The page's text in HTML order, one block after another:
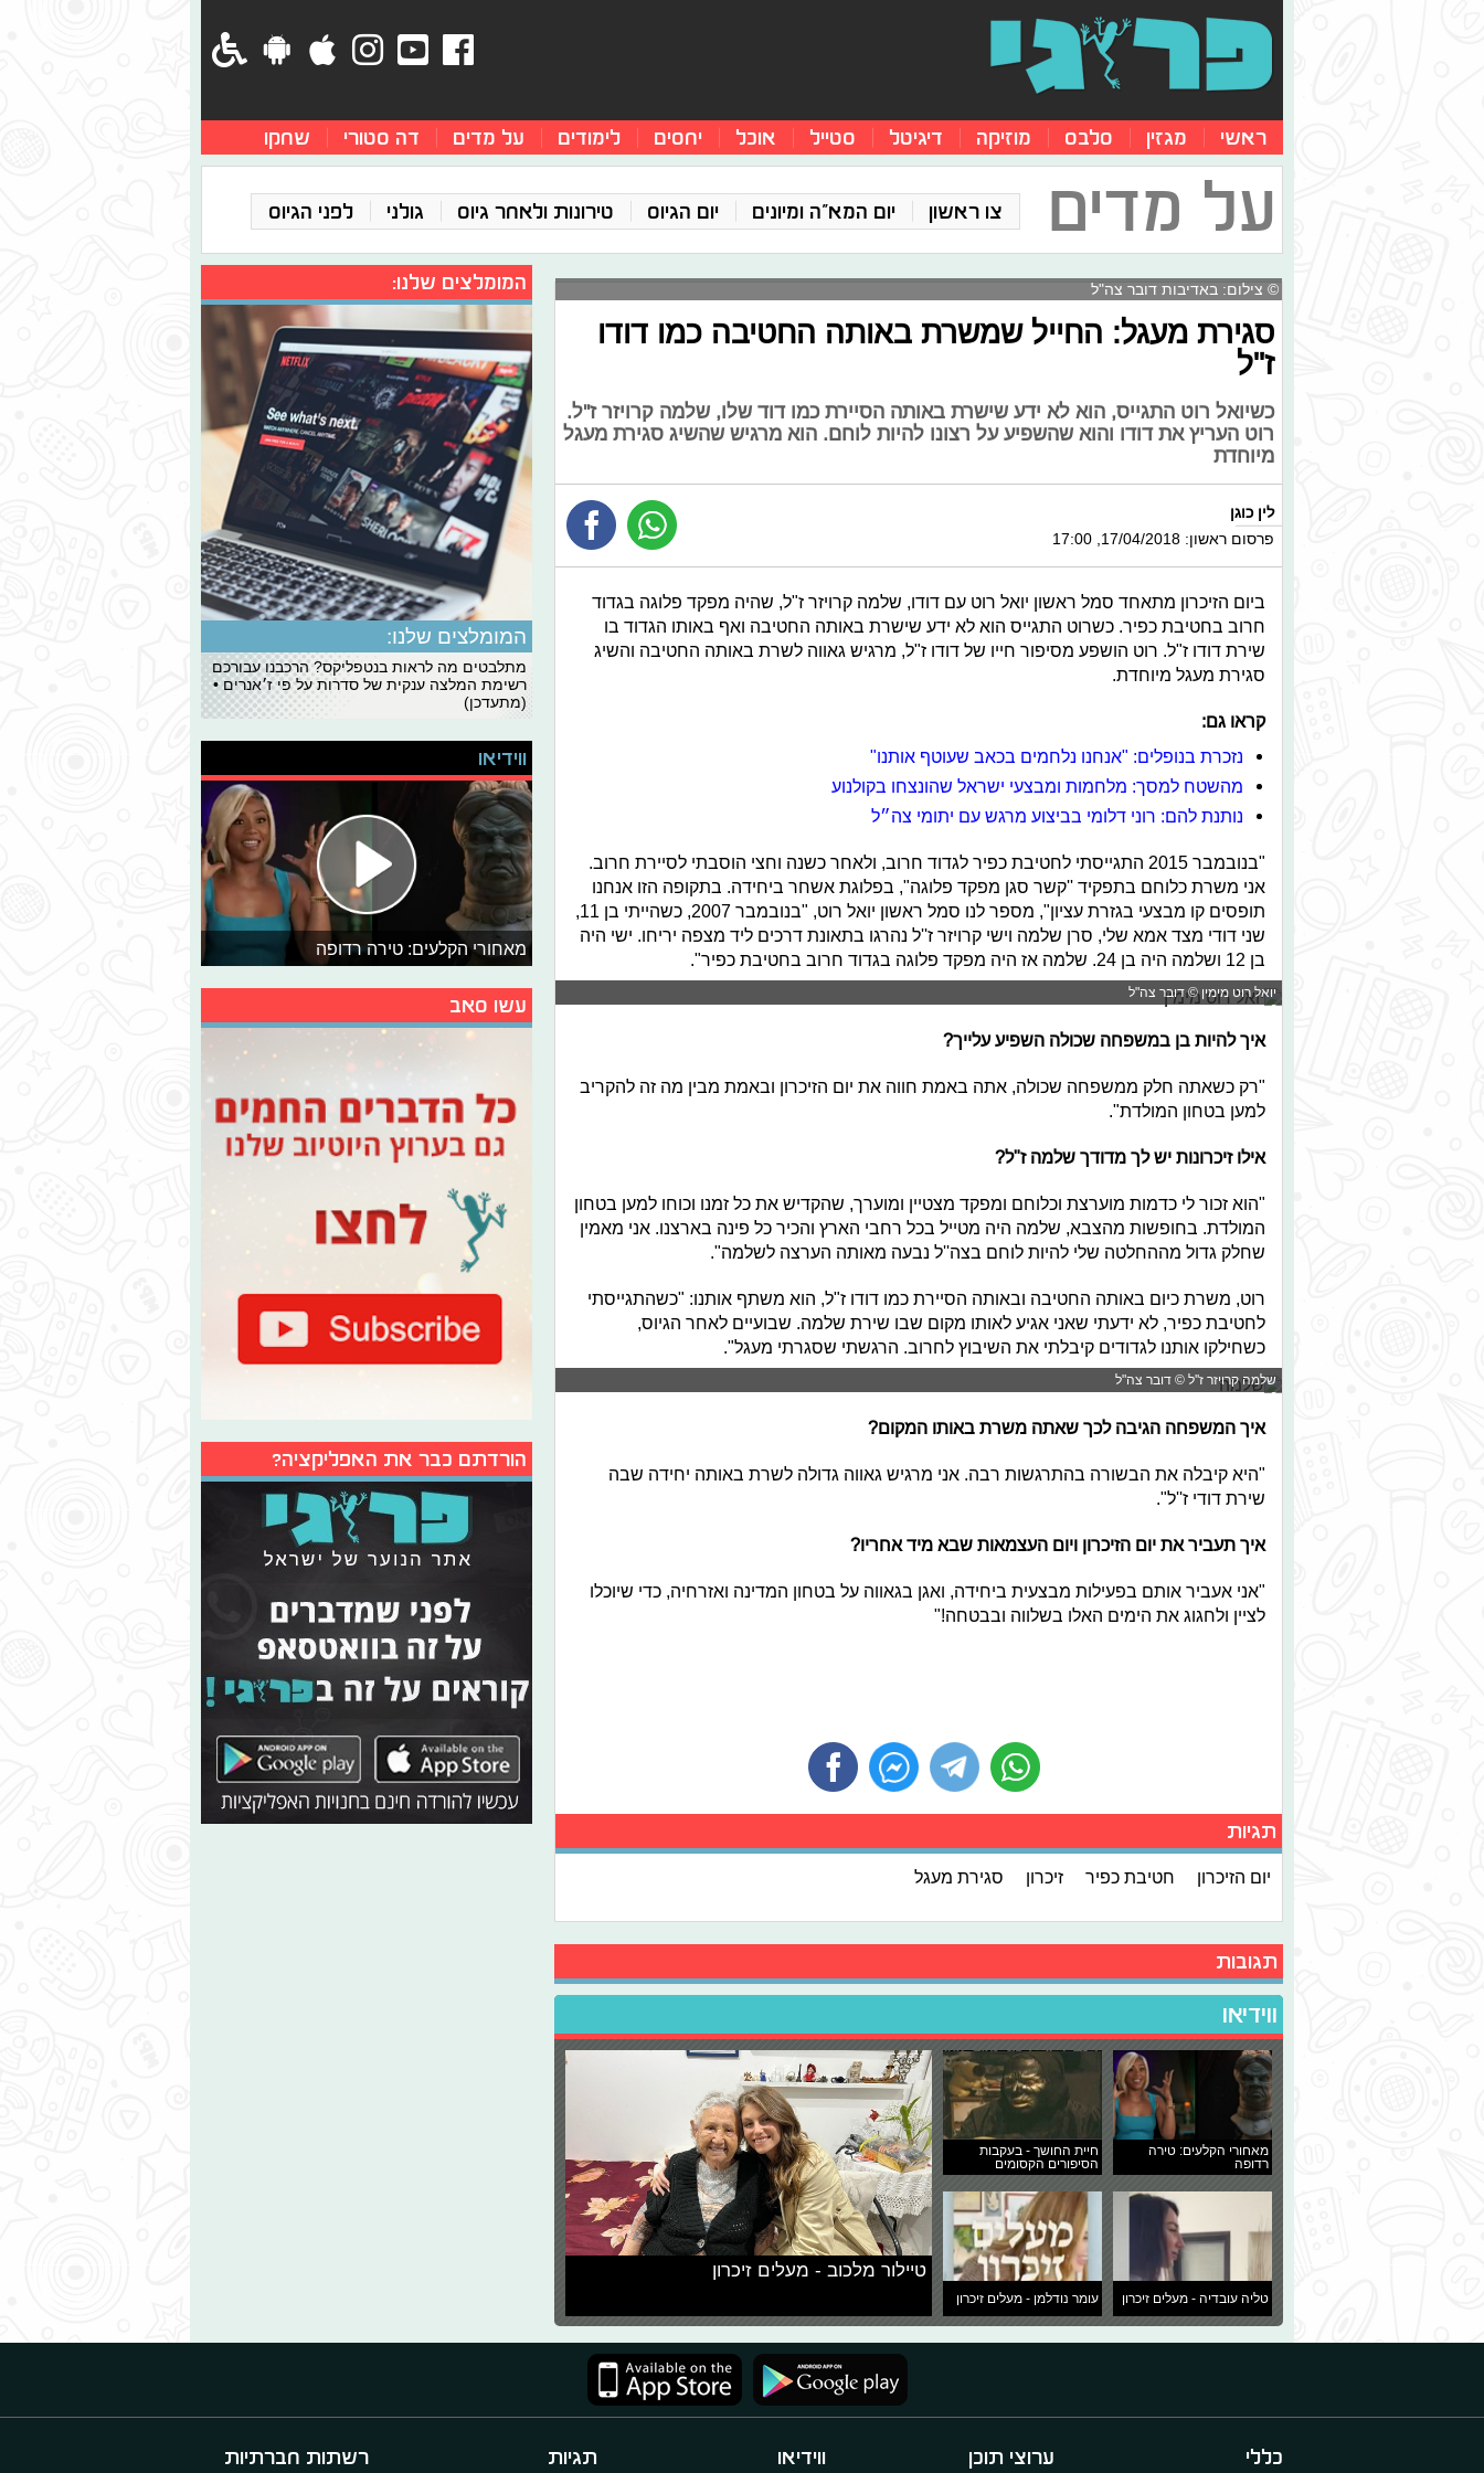
ראשי מגזין סלבס מוזיקה דיגיטל סטייל אוכל יחסים לימודים על מדים דה סטורי שחקו
על מדים צו ראשון יום המא"ה ומיונים יום הגיוס טירונות ולאחר גיוס גולני לפני הגיוס
© צילום: באדיבות דובר צה"ל
סגירת מעגל: החייל שמשרת באותה החטיבה כמו דודו
ז"ל
כשיואל רוט התגייס, הוא לא ידע שישרת באותה הסיירת כמו דוד שלו, שלמה קרויזר ז''ל.
רוט העריץ את דודו והוא שהשפיע על רצונו להיות לוחם. הוא מרגיש שהשיג סגירת מעגל
מיוחדת
לין כוגן
פרסום ראשון: 17/04/2018, 17:00
ביום הזיכרון מתאחד סמל ראשון יואל רוט עם דודו, שלמה קרויזר ז"ל, שהיה מפקד פלוגה בגדוד
חרוב בחטיבת כפיר. כשרוט התגייס הוא לא ידע שישרת באותה החטיבה ואף באותו הגדוד בו
שירת דודו ז"ל. רוט הושפע מסיפור חייו של דודו ז"ל, מרגיש גאווה לשרת באותה החטיבה והשיג
סגירת מעגל מיוחדת.
קראו גם:
נזכרת בנופלים: "אנחנו נלחמים בכאב שעוטף אותנו"
מהשטח למסך: מלחמות ומבצעי ישראל שהונצחו בקולנוע
נותנת להם: רוני דלומי בביצוע מרגש עם יתומי צה״ל
"בנובמבר 2015 התגייסתי לחטיבת כפיר לגדוד חרוב, ולאחר כשנה וחצי הוסבתי לסיירת חרוב.
אני משרת כלוחם בתפקיד ''קשר סגן מפקד פלוגה", בפלוגת אשחר ביחידה. בתקופה הזו אנחנו
תופסים קו מבצעי בגזרת עציון", מספר לנו סמל ראשון יואל רוט, "בנובמבר 2007, כשהייתי בן 11,
שני דודי מצד אמא שלי, סרן שלמה וישי קרויזר ז''ל נהרגו בתאונת דרכים ליד מצפה יריחו. ישי היה
בן 12 ושלמה היה בן 24. שלמה אז היה מפקד פלוגה בגדוד חרוב בחטיבת כפיר".
יואל רוט מימין © דובר צה"ל
איך להיות בן במשפחה שכולה השפיע עלייך?
"רק כשאתה חלק ממשפחה שכולה, אתה באמת חווה את יום הזיכרון ובאמת מבין מה זה להקריב
למען בטחון המולדת".
אילו זיכרונות יש לך מדודך שלמה ז"ל?
"הוא זכור לי כדמות מוערצת וכלוחם ומפקד מצטיין ומוערך, שהקדיש את כל זמנו וכוחו למען בטחון
המולדת. בחופשות מהצבא, שלמה היה מטייל בכל רחבי הארץ והכיר כל פינה בארצנו. אני מאמין
שחלק גדול מההחלטה שלי להיות לוחם בצה''ל נבעה מאותה הערצה לשלמה".
רוט, משרת כיום באותה החטיבה ובאותה הסיירת כמו דודו ז"ל, הוא משתף אותנו: "כשהתגייסתי
לחטיבת כפיר, לא ידעתי שאני אגיע לאותו מקום שבו שירת שלמה. שבועיים לאחר הגיוס,
כשחילקו אותנו לגדודים קיבלתי את השיבוץ לחרוב. הרגשתי שסגרתי מעגל".
שלמה קרויזר ז''ל © דובר צה"ל
איך המשפחה הגיבה לכך שאתה משרת באותו המקום?
"היא קיבלה את הבשורה בהתרגשות רבה. אני מרגיש גאווה גדולה לשרת באותה יחידה שבה
שירת דודי ז''ל".
איך תעביר את יום הזיכרון ויום העצמאות שבא מיד אחריו?
"אני אעביר אותם בפעילות מבצעית ביחידה, ואגן בגאווה על בטחון המדינה ואזרחיה, כדי שיוכלו
לציין ולחגוג את הימים האלו בשלווה ובבטחה!"
תגיות
יום הזיכרון חטיבת כפיר זיכרון סגירת מעגל
תגובות
ווידיאו
מאחורי הקלעים: טירה
רדופה
חיית החושך - בעקבות
הסיפורים הקסומים
טליה עובדיה - מעלים זיכרון עומר נודלמן - מעלים זיכרון
טיילור מלכוב - מעלים זיכרון
המומלצים שלנו:
המומלצים שלנו:
מתלבטים מה לראות בנטפליקס? הרכבנו עבורכם
רשימת המלצה ענקית של סדרות על פי ז׳אנרים •
(מתעדכן)
ווידיאו
מאחורי הקלעים: טירה רדופה
עשו סאב
הורדתם כבר את האפליקציה?
כללי ערוצי תוכן ווידיאו תגיות רשתות חברתיות